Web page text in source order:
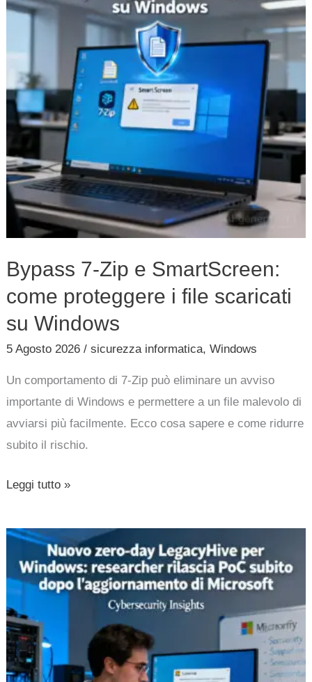
Bypass 7-Zip e SmartScreen:
come proteggere i file scaricati
su Windows
5 Agosto 2026/sicurezza informatica,Windows
Un comportamento di 7-Zip può eliminare un avviso
importante di Windows e permettere a un file malevolo di
avviarsi più facilmente. Ecco cosa sapere e come ridurre
subito il rischio.
e
come
proteggere
i
file
su
Windows
Leggi tutto »
Nuovo
zero-
day
LegacyHive
per
Windows:
researcher